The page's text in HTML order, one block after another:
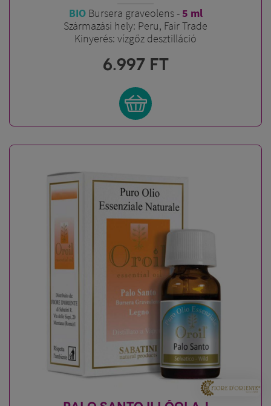
BIO Bursera graveolens -5 ml
Származási hely: Peru, Fair Trade
Kinyerés: vízgőz desztilláció
6.997 FT